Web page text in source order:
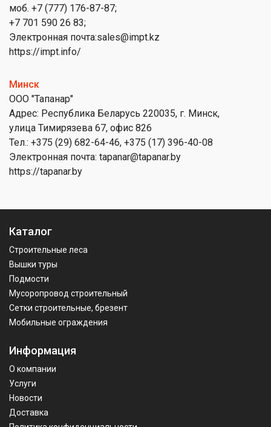
моб. +7 (777) 176-87-87;
+7 701 590 26 83;
Электронная почта:sales@impt.kz
https://impt.info/
Минск
ООО "Тапанар"
Адрес: Республика Беларусь 220035, г. Минск,
улица Тимирязева 67, офис 826
Тел.: +375 (29) 682-64-46, +375 (17) 396-40-08
Электронная почта: tapanar@tapanar.by
https://tapanar.by
Каталог
Строительные леса
Вышки туры
Подмости
Мусоропровод строительный
Сетки строительные, брезент
Мобильные ограждения
Информация
О компании
Услуги
Новости
Доставка